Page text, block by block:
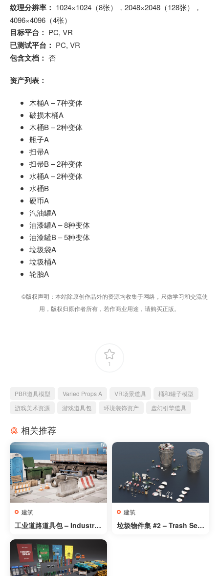
纹理分辨率： 1024×1024（8张），2048×2048（128张），
4096×4096（4张）
目标平台： PC, VR
已测试平台： PC, VR
包含文档： 否
资产列表：
木桶A – 7种变体
破损木桶A
木桶B – 2种变体
瓶子A
扫帚A
扫帚B – 2种变体
水桶A – 2种变体
水桶B
硬币A
汽油罐A
油漆罐A – 8种变体
油漆罐B – 5种变体
垃圾袋A
垃圾桶A
轮胎A
©版权声明：本站除原创作品外的资源均收集于网络，只做学习和交流使
用，版权归原作者所有，若作商业用途，请购买正版。
1
PBR道具模型 Varied Props A VR场景道具
桶和罐子模型
游戏美术资源
游戏道具包 环境装饰资产 虚幻引擎道具
相关推荐
建筑
工业道路道具包 – Industrial
建筑
垃圾物件集 #2 – Trash Set.